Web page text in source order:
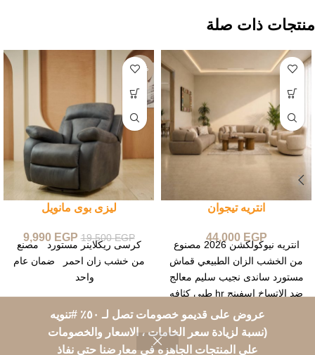
عروض على قديمو خصومات تصل لـ ٥٠٪؜ #تنويه
(نسبة لزيادة سعر الخامات ، الاسعار والخصومات
على المنتجات الجاهزه في معارضنا حتى نفاذ
منتجات ذات صلة
انتريه تيجوان
44,000 EGP
انتريه نيوكولكشن 2026 مصنوع
من الخشب الزان الطبيعي قماش
مستورد ساندى نجيب سليم معالج
ضد الاتساخ اسفينج hr طبي كثافه
-49%
ليزى بوى مانويل
19,500EGP
9,990 EGP
كرسى ريكلاينر مستورد مصنع
من خشب زان احمر ضمان عام
واحد
All rights goes to Areej Furniture 2015 CREATED BYMyTechnology
Setup